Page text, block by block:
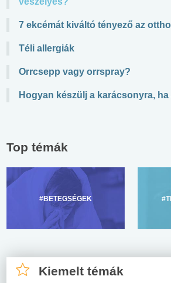
7 ekcémát kiváltó tényező az
Téli allergiák
Orrcsepp vagy orrspray?
Hogyan készülj a karácsonyra,
Top témák
#BETEGSÉGEK
Kiemelt témák